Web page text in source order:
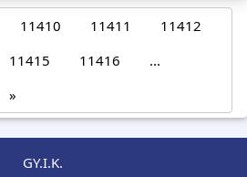
11410 11411
11412
11415 11416
...
»
GY.I.K.